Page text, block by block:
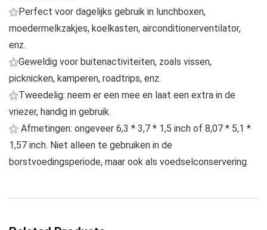
⚝Perfect voor dagelijks gebruik in lunchboxen,
moedermelkzakjes, koelkasten, airconditionerventilator,
enz.
⚝Geweldig voor buitenactiviteiten, zoals vissen,
picknicken, kamperen, roadtrips, enz.
⚝Tweedelig: neem er een mee en laat een extra in de
vriezer, handig in gebruik.
⚝ Afmetingen: ongeveer 6,3 * 3,7 * 1,5 inch of 8,07 * 5,1 *
1,57 inch. Niet alleen te gebruiken in de
borstvoedingsperiode, maar ook als voedselconservering.